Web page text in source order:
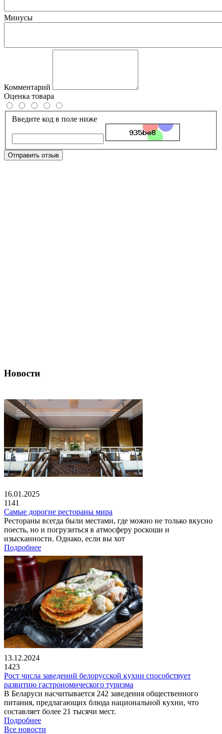
Минусы
Комментарий
Оценка товара
Введите код в поле ниже
Отправить отзыв
Новости
16.01.2025
1141
Самые дорогие рестораны мира
Рестораны всегда были местами, где можно не только вкусно
поесть, но и погрузиться в атмосферу роскоши и
изысканности. Однако, если вы хот
Подробнее
13.12.2024
1423
Рост числа заведений белорусской кухни способствует
развитию гастрономического туризма
В Беларуси насчитывается 242 заведения общественного
питания, предлагающих блюда национальной кухни, что
составляет более 21 тысячи мест.
Подробнее
Все новости